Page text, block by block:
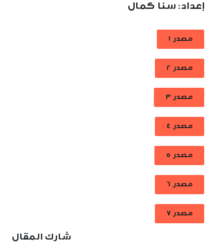
إعداد: سنا كمال
مصدر 1
مصدر 2
مصدر 3
مصدر 4
مصدر 5
مصدر 6
مصدر 7
شارك المقال